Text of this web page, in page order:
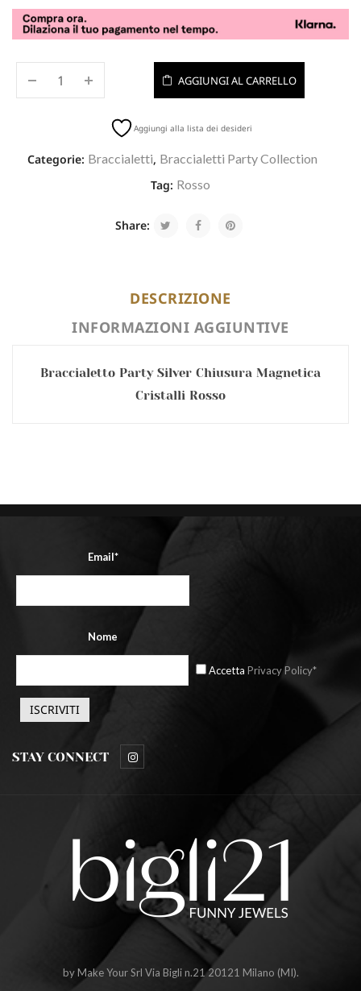
AGGIUNGI AL CARRELLO
Aggiungi alla lista dei desideri
Categorie: Braccialetti, Braccialetti Party Collection
Tag: Rosso
Share:
DESCRIZIONE
INFORMAZIONI AGGIUNTIVE
Braccialetto Party Silver Chiusura Magnetica
Cristalli Rosso
Email*
Nome
Accetta Privacy Policy*
STAY CONNECT
by Make Your Srl Via Bigli n.21 20121 Milano (MI).